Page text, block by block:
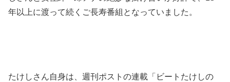
年以上に渡って続くご長寿番組となっていました。
たけしさん自身は、週刊ポストの連載「ビートたけしの